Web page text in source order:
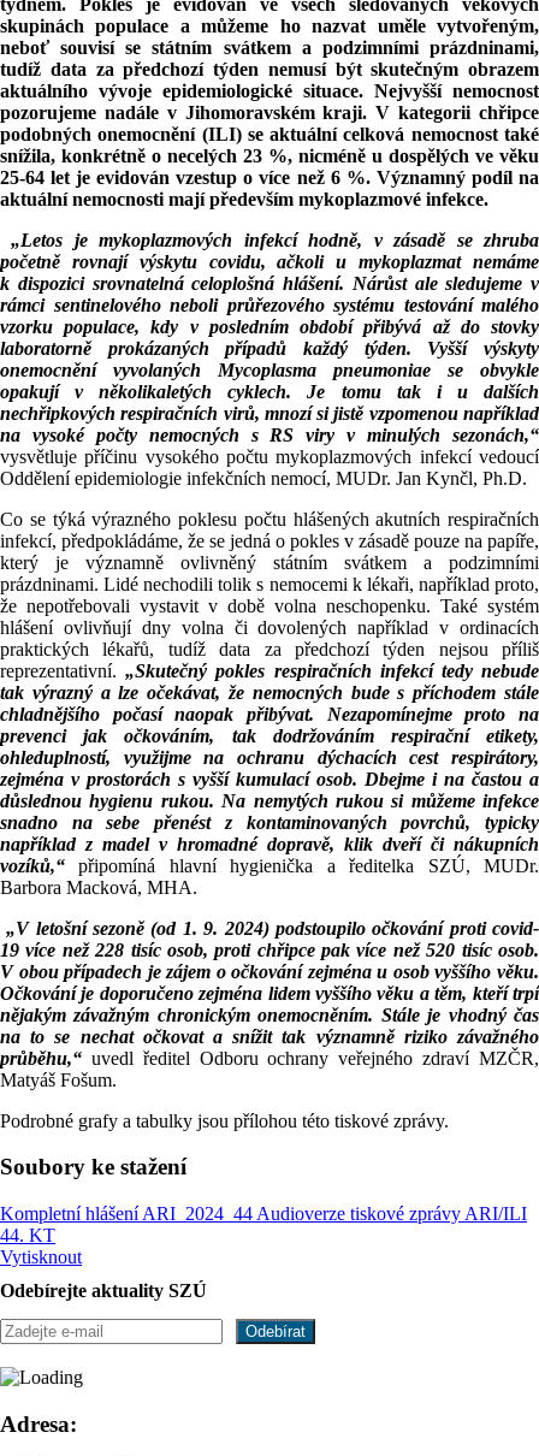
skupinách populace a můžeme ho nazvat uměle vytvořeným,
neboť souvisí se státním svátkem a podzimními prázdninami,
tudíž data za předchozí týden nemusí být skutečným obrazem
aktuálního vývoje epidemiologické situace. Nejvyšší nemocnost
pozorujeme nadále v Jihomoravském kraji. V kategorii chřipce
podobných onemocnění (ILI) se aktuální celková nemocnost také
snížila, konkrétně o necelých 23 %, nicméně u dospělých ve věku
25-64 let je evidován vzestup o více než 6 %. Významný podíl na
aktuální nemocnosti mají především mykoplazmové infekce.
„Letos je mykoplazmových infekcí hodně, v zásadě se zhruba
početně rovnají výskytu covidu, ačkoli u mykoplazmat nemáme
k dispozici srovnatelná celoplošná hlášení. Nárůst ale sledujeme v
rámci sentinelového neboli průřezového systému testování malého
vzorku populace, kdy v posledním období přibývá až do stovky
laboratorně prokázaných případů každý týden. Vyšší výskyty
onemocnění vyvolaných Mycoplasma pneumoniae se obvykle
opakují v několikaletých cyklech. Je tomu tak i u dalších
nechřipkových respiračních virů, mnozí si jistě vzpomenou například
na vysoké počty nemocných s RS viry v minulých sezonách,“
vysvětluje příčinu vysokého počtu mykoplazmových infekcí vedoucí
Oddělení epidemiologie infekčních nemocí, MUDr. Jan Kynčl, Ph.D.
Co se týká výrazného poklesu počtu hlášených akutních respiračních
infekcí, předpokládáme, že se jedná o pokles v zásadě pouze na papíře,
který je významně ovlivněný státním svátkem a podzimními
prázdninami. Lidé nechodili tolik s nemocemi k lékaři, například proto,
že nepotřebovali vystavit v době volna neschopenku. Také systém
hlášení ovlivňují dny volna či dovolených například v ordinacích
praktických lékařů, tudíž data za předchozí týden nejsou příliš
reprezentativní.„Skutečný pokles respiračních infekcí tedy nebude
tak výrazný a lze očekávat, že nemocných bude s příchodem stále
chladnějšího počasí naopak přibývat. Nezapomínejme proto na
prevenci jak očkováním, tak dodržováním respirační etikety,
ohleduplností, využijme na ochranu dýchacích cest respirátory,
zejména v prostorách s vyšší kumulací osob. Dbejme i na častou a
důslednou hygienu rukou. Na nemytých rukou si můžeme infekce
snadno na sebe přenést z kontaminovaných povrchů, typicky
například z madel v hromadné dopravě, klik dveří či nákupních
vozíků,“ připomíná hlavní hygienička a ředitelka SZÚ, MUDr.
Barbora Macková, MHA.
„V letošní sezoně (od 1. 9. 2024) podstoupilo očkování proti covid-
19 více než 228 tisíc osob, proti chřipce pak více než 520 tisíc osob.
V obou případech je zájem o očkování zejména u osob vyššího věku.
Očkování je doporučeno zejména lidem vyššího věku a těm, kteří trpí
nějakým závažným chronickým onemocněním. Stále je vhodný čas
na to se nechat očkovat a snížit tak významně riziko závažného
průběhu,“ uvedl ředitel Odboru ochrany veřejného zdraví MZČR,
Matyáš Fošum.
Podrobné grafy a tabulky jsou přílohou této tiskové zprávy.
Soubory ke stažení
Kompletní hlášení ARI_2024_44 Audioverze tiskové zprávy ARI/ILI
44. KT
Vytisknout
Odebírejte aktuality SZÚ
Adresa: